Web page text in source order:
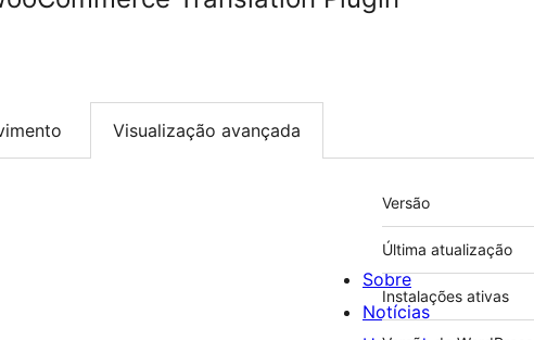
Visualização avançada
Meta
Versão
Última atualização
Instalações ativas
Sobre
Notícias